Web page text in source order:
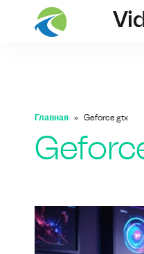
Главная Geforce gtx